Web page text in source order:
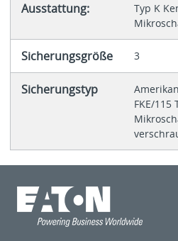
Ausstattung:
Typ K
Sicherungsgröße 3
Sicherungstyp
FKE/